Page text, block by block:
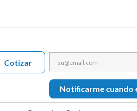
Notificarme cuando
Cotizar